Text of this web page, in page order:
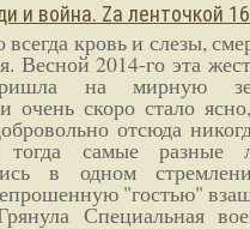
и война. Zа ленточкой
кровь и слезы,
Весной 2014-го эта
на мирную
очень скоро стало
отсюда
самые разные
в одном
"гостью"
Специальная